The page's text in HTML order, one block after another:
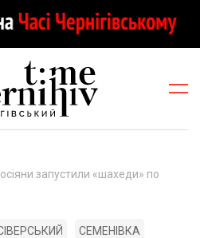
запустили «шахеди» по
СЕМЕНІВКА